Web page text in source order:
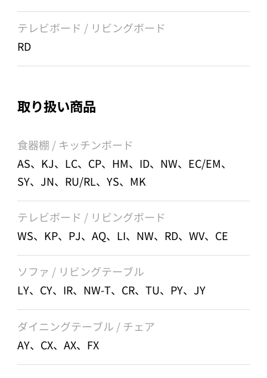
テレビボード / リビングボード
RD
取り扱い商品
食器棚 / キッチンボード
AS、KJ、LC、CP、HM、ID、NW、EC/EM、
SY、JN、RU/RL、YS、MK
テレビボード / リビングボード
WS、KP、PJ、AQ、LI、NW、RD、WV、CE
ソファ / リビングテーブル
LY、CY、IR、NW-T、CR、TU、PY、JY
ダイニングテーブル / チェア
AY、CX、AX、FX